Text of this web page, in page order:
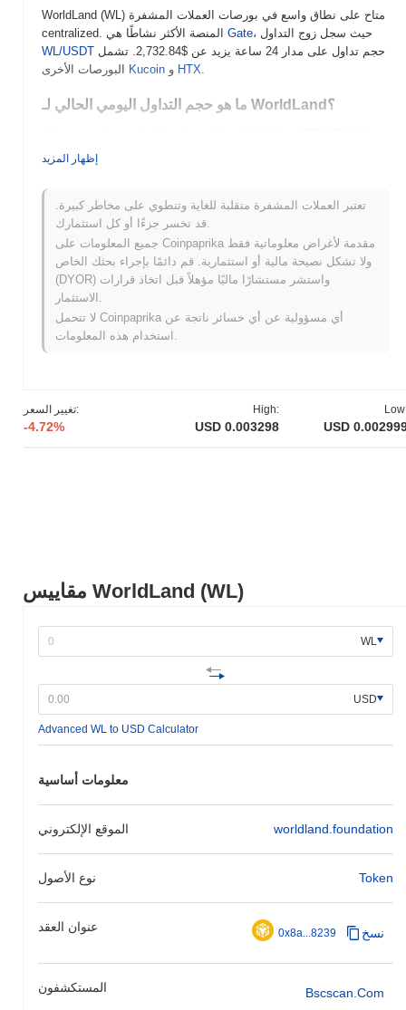
مقاييس WorldLand (WL)
WL
USD
Advanced WL to USD Calculator
معلومات أساسية
الموقع الإلكتروني worldland.foundation
نوع الأصول Token
عنوان العقد 0x8a...8239 نسخ
المستكشفون Bscscan.com
تغيير السعر:
-4.72%
High:
USD 0.003298 USD
WorldLand (WL) متاح على نطاق واسع في بورصات العملات المشفرة
Gate ، حيث سجل زوج التداول
WL/USDT
حجم تداول على مدار 24 ساعة يزيد عن $2,732.84
. تشمل
Kucoin HTX.
ما هو حجم التداول اليومي الحالي لـ WorldLand؟
مقارنة بالأمس. يشير هذا إلى
ما هو تاريخ نطاق السعر لـ WorldLand؟
أعلى سعر على الإطلاق (ATH):
أدنى سعر على الإطلاق (ATL):
NaN
WorldLand يتم تداوله حاليًا بنسبة أقل من ATH .
كيف يعمل WorldLand مقارنة بسوق العملات المشفرة
الأوسع؟
إظهار المزيد
تعتبر العملات المشفرة متقلبة للغاية وتنطوي على مخاطر كبيرة.
قد تخسر جزءًا أو كل استثمارك.
جميع المعلومات على Coinpaprika مقدمة لأغراض معلوماتية فقط
ولا تشكل نصيحة مالية أو استثمارية. قم دائمًا بإجراء بحثك الخاص
(DYOR) واستشر مستشارًا ماليًا مؤهلاً قبل اتخاذ قرارات
لا تتحمل Coinpaprika أي مسؤولية عن أي خسائر ناتجة عن